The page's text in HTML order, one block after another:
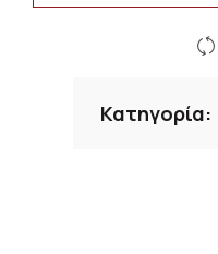
Κατηγορία: